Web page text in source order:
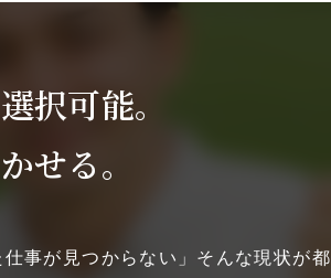
択可能。
せる。
事が見つからない」そんな現状が都